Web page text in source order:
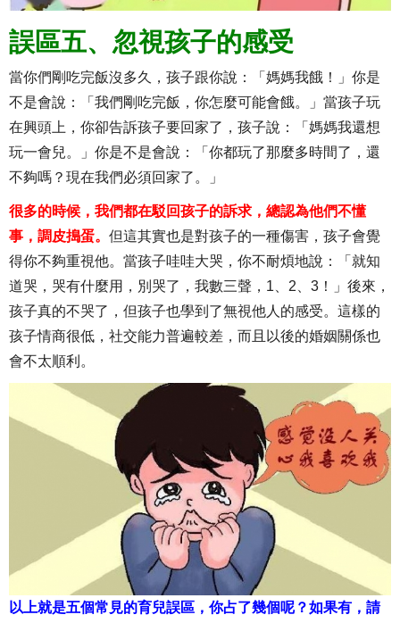
誤區五、忽視孩子的感受
當你們剛吃完飯沒多久，孩子跟你說：「媽媽我餓！」你是
不是會說：「我們剛吃完飯，你怎麼可能會餓。」當孩子玩
在興頭上，你卻告訴孩子要回家了，孩子說：「媽媽我還想
玩一會兒。」你是不是會說：「你都玩了那麼多時間了，還
不夠嗎？現在我們必須回家了。」
很多的時候，我們都在駁回孩子的訴求，總認為他們不懂
事，調皮搗蛋。 但這其實也是對孩子的一種傷害，孩子會覺
得你不夠重視他。當孩子哇哇大哭，你不耐煩地說：「就知
道哭，哭有什麼用，別哭了，我數三聲，1、2、3！」後來，
孩子真的不哭了，但孩子也學到了無視他人的感受。這樣的
孩子情商很低，社交能力普遍較差，而且以後的婚姻關係也
會不太順利。
以上就是五個常見的育兒誤區，你占了幾個呢？如果有，請